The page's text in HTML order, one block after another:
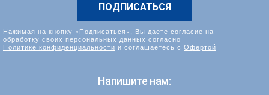
Нажимая на кнопку «Подписаться», Вы даете согласие на
обработку своих персональных данных согласно
Политике конфиденциальности и соглашаетесь с Офертой
Напишите нам: